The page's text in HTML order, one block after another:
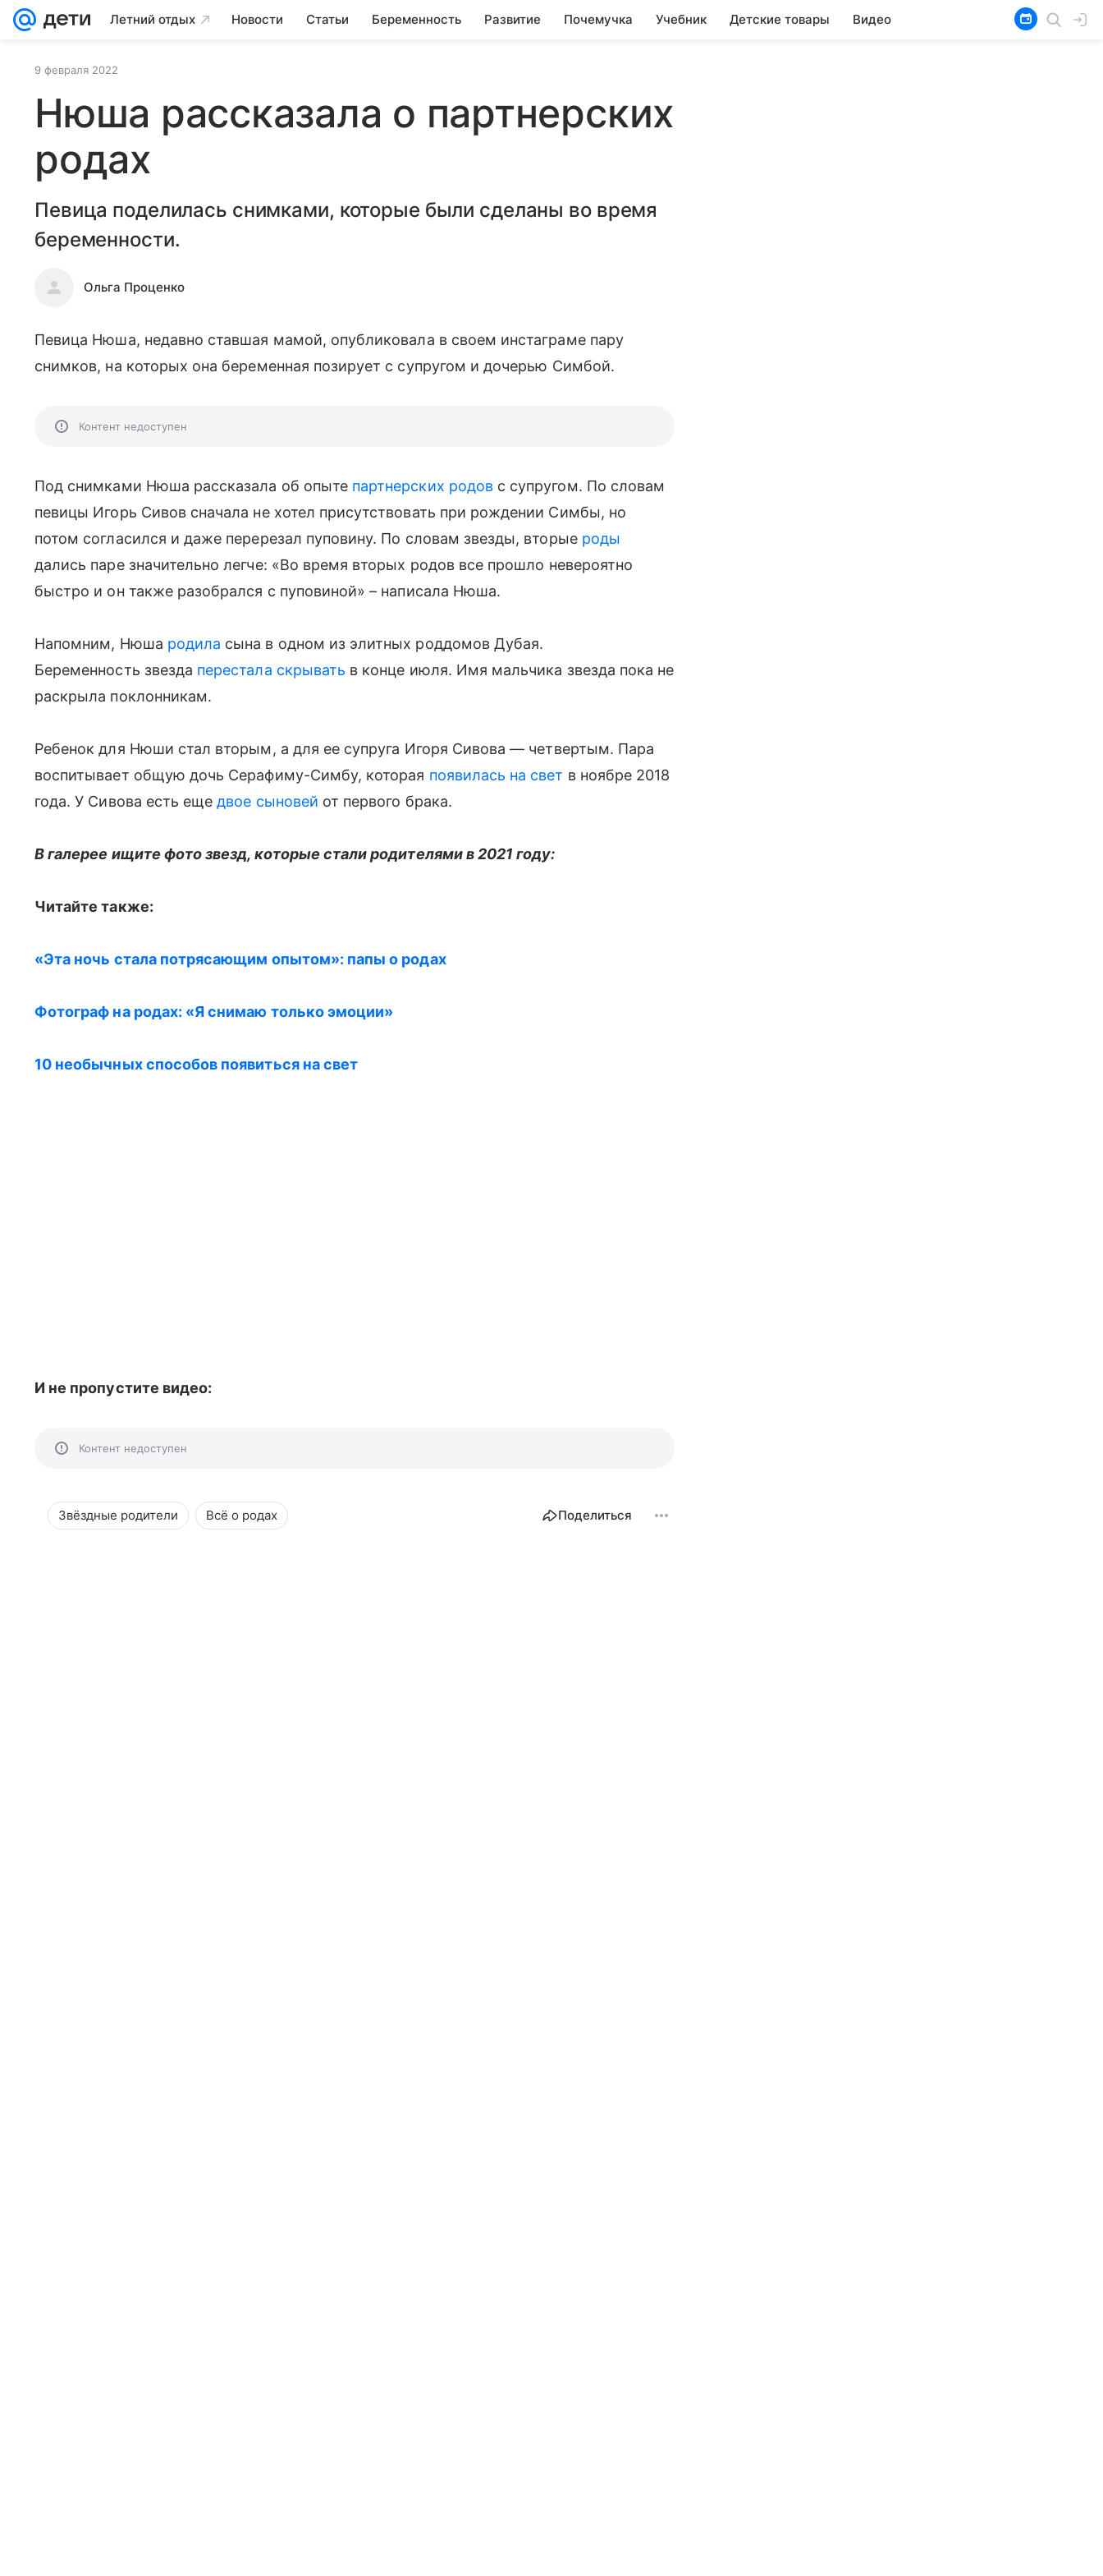
Летний отдых Новости Статьи Беременность Развитие Почемучка Учебник Детские товары Видео
9 февраля 2022
Нюша рассказала о партнерских
родах
Певица поделилась снимками, которые были сделаны во время
беременности.
Ольга Проценко
Певица Нюша, недавно ставшая мамой, опубликовала в своем инстаграме пару
снимков, на которых она беременная позирует с супругом и дочерью Симбой.
Контент недоступен
Под снимками Нюша рассказала об опыте партнерских родовс супругом. По словам
певицы Игорь Сивов сначала не хотел присутствовать при рождении Симбы, но
потом согласился и даже перерезал пуповину. По словам звезды, вторые роды
дались паре значительно легче: «Во время вторых родов все прошло невероятно
быстро и он также разобрался с пуповиной» – написала Нюша.
Напомним, Нюша родила сына в одном из элитных роддомов Дубая.
Беременность звезда перестала скрывать в конце июля. Имя мальчика звезда пока не
раскрыла поклонникам.
Ребенок для Нюши стал вторым, а для ее супруга Игоря Сивова — четвертым. Пара
воспитывает общую дочь Серафиму-Симбу, которая появилась на свет в ноябре 2018
года. У Сивова есть ещедвое сыновей от первого брака.
В галерее ищите фото звезд, которые стали родителями в 2021 году:
Читайте также:
«Эта ночь стала потрясающим опытом»: папы о родах
Фотограф на родах: «Я снимаю только эмоции»
10 необычных способов появиться на свет
И не пропустите видео:
Контент недоступен
Звёздные родители Всё о родах Поделиться